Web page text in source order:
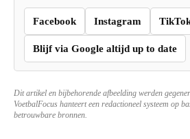
Facebook Instagram
Blijf via Google altijd up to date
Dit artikel en bijbehorende afbeelding werden
VoetbalFocus hanteert een redactioneel systeem op
betrouwbare bronnen.